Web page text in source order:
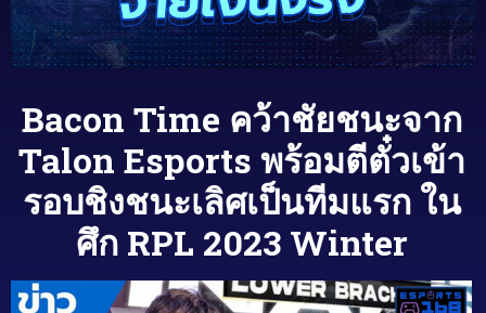
Bacon Time คว้าชัยชนะจาก
Talon Esports พร้อมตีตั๋วเข้า
รอบชิงชนะเลิศเป็นทีมแรก ใน
ศึก RPL 2023 Winter